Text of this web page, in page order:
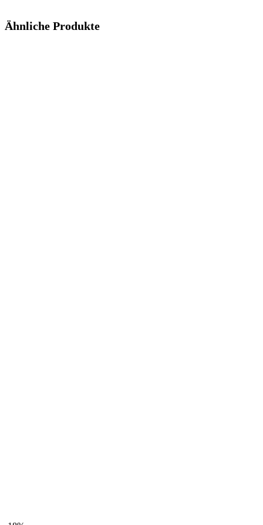
Ähnliche Produkte